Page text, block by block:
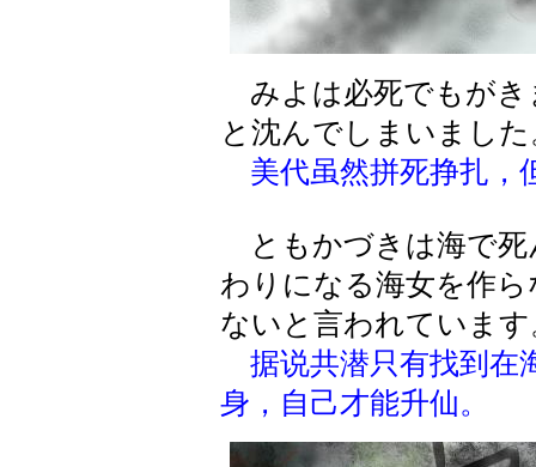
みよは必死でもがき
と沈んでしまいました
美代虽然拼死挣扎，
ともかづきは海で死
わりになる海女を作
ないと言われています
据说共潜只有找到在
身，自己才能升仙。